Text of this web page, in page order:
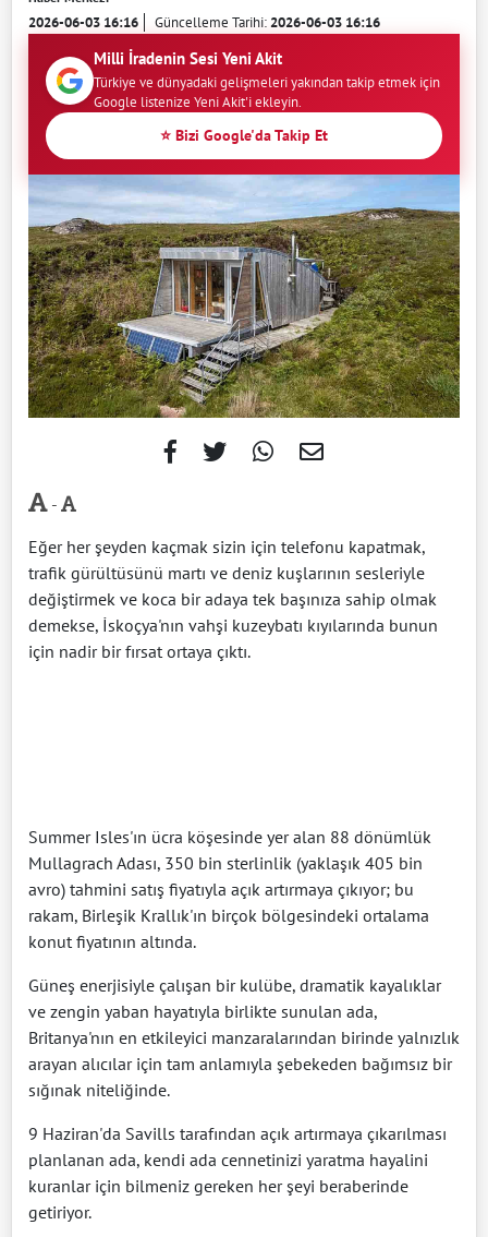
2026-06-03 16:16 Güncelleme Tarihi:2026-06-03 16:16
Milli İradenin Sesi Yeni Akit
Türkiye ve dünyadaki gelişmeleri yakından takip etmek için
Google listenize Yeni Akit'i ekleyin.
⭐ Bizi Google'da Takip Et
-
Eğer her şeyden kaçmak sizin için telefonu kapatmak,
trafik gürültüsünü martı ve deniz kuşlarının sesleriyle
değiştirmek ve koca bir adaya tek başınıza sahip olmak
demekse, İskoçya'nın vahşi kuzeybatı kıyılarında bunun
için nadir bir fırsat ortaya çıktı.
Summer Isles'ın ücra köşesinde yer alan 88 dönümlük
Mullagrach Adası, 350 bin sterlinlik (yaklaşık 405 bin
avro) tahmini satış fiyatıyla açık artırmaya çıkıyor; bu
rakam, Birleşik Krallık'ın birçok bölgesindeki ortalama
konut fiyatının altında.
Güneş enerjisiyle çalışan bir kulübe, dramatik kayalıklar
ve zengin yaban hayatıyla birlikte sunulan ada,
Britanya'nın en etkileyici manzaralarından birinde yalnızlık
arayan alıcılar için tam anlamıyla şebekeden bağımsız bir
sığınak niteliğinde.
9 Haziran'da Savills tarafından açık artırmaya çıkarılması
planlanan ada, kendi ada cennetinizi yaratma hayalini
kuranlar için bilmeniz gereken her şeyi beraberinde
getiriyor.